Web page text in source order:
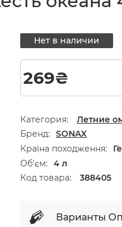
Нет в наличии
269₴
Категория: Летние
Бренд
SONAX
Країна походження
Об'єм
4 л
Код товара:
388405
Варианты